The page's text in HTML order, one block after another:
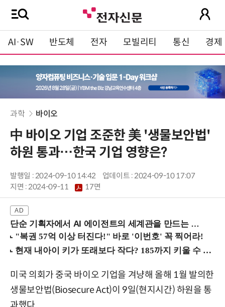
AI·SW 반도체 전자 모빌리티 통신 경제
과학 바이오
中 바이오 기업 조준한 美 '생물보안법'
하원 통과…한국 기업 영향은?
발행일 : 2024-09-10 14:42
업데이트 : 2024-09-10 17:07
지면 :2024-09-11 17면
단순 기획자에서 AI 에이전트의 세계관을 만드는 지식 설계자로.. (8/20 강남역)
미국 의회가 중국 바이오 기업을 겨냥해 올해 1월 발의한
생물보안법(Biosecure Act)이 9일(현지시간) 하원을 통